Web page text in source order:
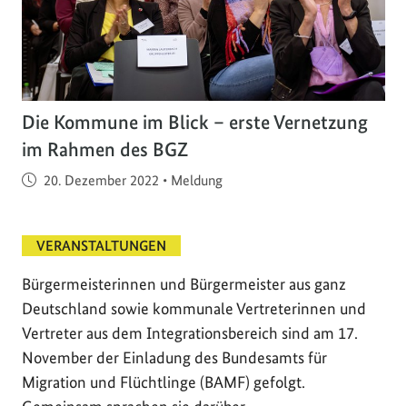
Die Kommune im Blick – erste Vernetzung
im Rahmen des BGZ
Veröffentlicht am
20. Dezember 2022 • Meldung
VERANSTALTUNGEN
Bürgermeisterinnen und Bürgermeister aus ganz
Deutschland sowie kommunale Vertreterinnen und
Vertreter aus dem Integrationsbereich sind am 17.
November der Einladung des Bundesamts für
Migration und Flüchtlinge (BAMF) gefolgt.